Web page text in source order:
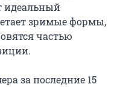
идеальный
зримые формы,
частью
за последние 15